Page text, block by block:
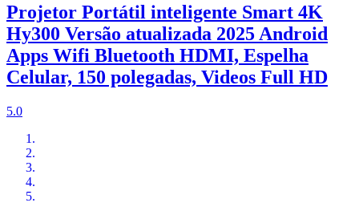
Projetor Portátil inteligente Smart 4K
Hy300 Versão atualizada 2025 Android
Apps Wifi Bluetooth HDMI, Espelha
Celular, 150 polegadas, Videos Full HD
5.0